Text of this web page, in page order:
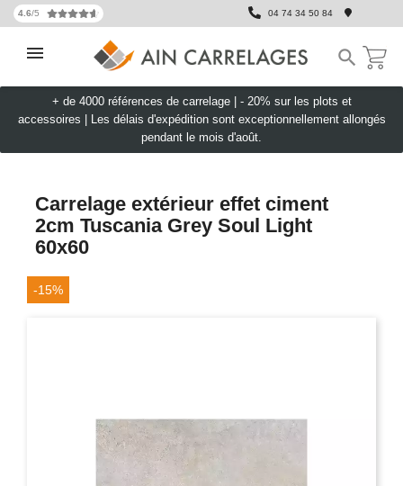
4.6/5 04 74 34 50 84

+ de 4000 références de carrelage | - 20% sur les plots et
accessoires
Les délais d'expédition sont exceptionnellement allongés
pendant le mois d'août.
Carrelage extérieur effet ciment
2cm Tuscania Grey Soul Light
60x60
-15%